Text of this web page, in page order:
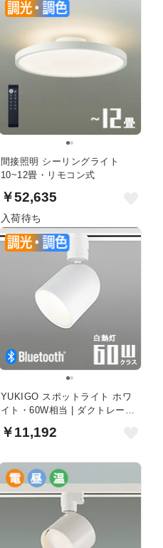
間接照明 シーリングライト
10~12畳・リモコン式
￥52,635
入荷待ち
YUKIGO スポットライト ホワ
イト・60W相当 | ダクトレール
￥11,192